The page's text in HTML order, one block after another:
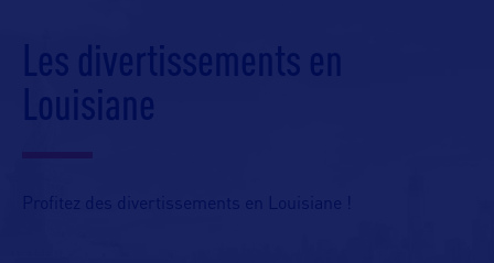
Les divertissements en
Louisiane
Profitez des divertissements en Louisiane !